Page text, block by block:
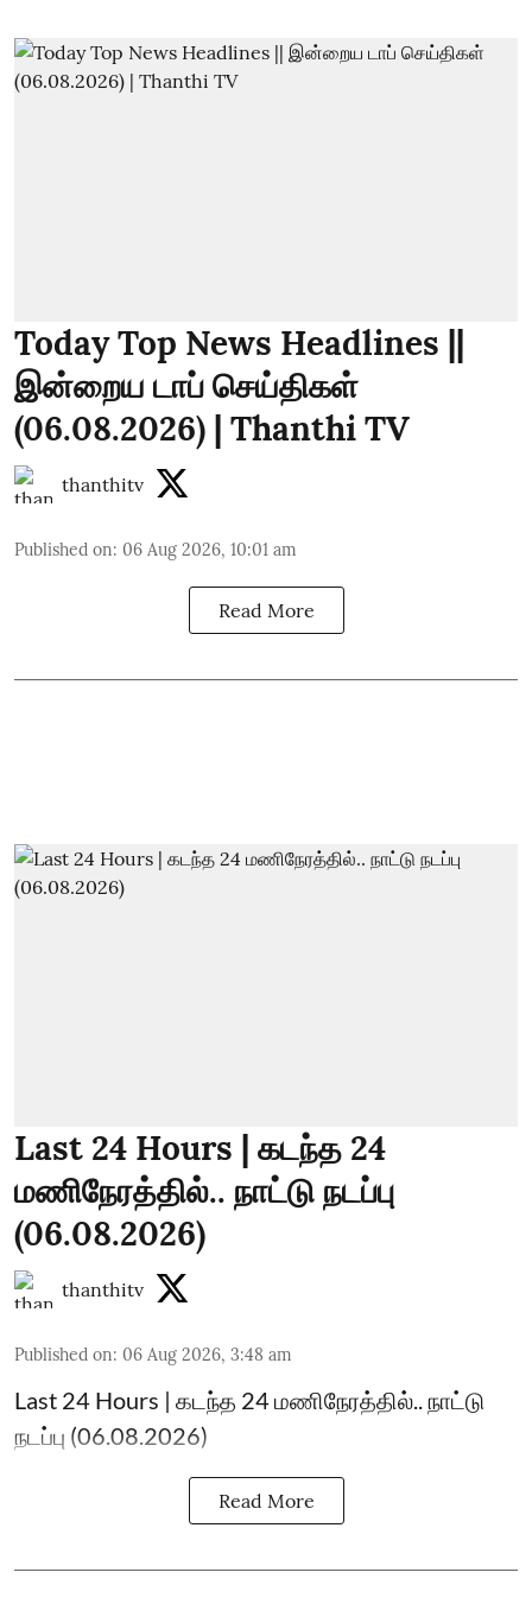
Today Top News Headlines ||
இன்றைய டாப் செய்திகள்
(06.08.2026) | Thanthi TV
thanthitv
Published on: 06 Aug 2026, 10:01 am
Read More
Last 24 Hours | கடந்த 24
மணிநேரத்தில்.. நாட்டு நடப்பு
(06.08.2026)
thanthitv
Published on: 06 Aug 2026, 3:48 am
Last 24 Hours | கடந்த 24 மணிநேரத்தில்.. நாட்டு
நடப்பு (06.08.2026)
Read More